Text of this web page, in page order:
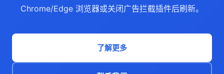
Chrome/Edge 浏览器或关闭广告拦截插件后刷新。
了解更多